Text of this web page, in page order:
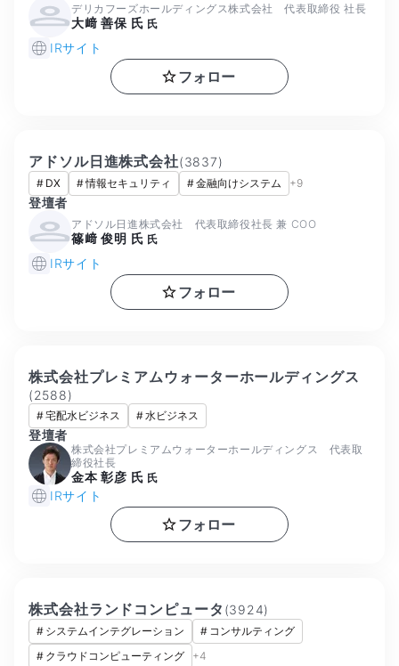
デリカフーズホールディングス株式会社 代表取締役 社長
大﨑 善保 氏 氏
IRサイト
フォロー
アドソル日進株式会社(3837)
# DX #情報セキュリティ #金融向けシステム +9
登壇者
アドソル日進株式会社 代表取締役社長 兼 COO
篠﨑 俊明 氏 氏
IRサイト
フォロー
株式会社プレミアムウォーターホールディングス
(2588)
#宅配水ビジネス #水ビジネス
登壇者
株式会社プレミアムウォーターホールディングス 代表取
締役社長
金本 彰彦 氏 氏
IRサイト
フォロー
株式会社ランドコンピュータ (3924)
# システムインテグレーション # コンサルティング
# クラウドコンピューティング +4